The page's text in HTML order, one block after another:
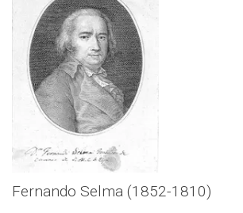
Fernando Selma (1852-1810)